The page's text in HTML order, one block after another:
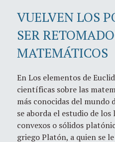
VUELVEN LOS
SER
MATEMÁTICOS
En Los elementos de
científicas sobre las
más conocidas del mundo
se aborda el estudio de
convexos o sólidos
griego Platón, a quien se